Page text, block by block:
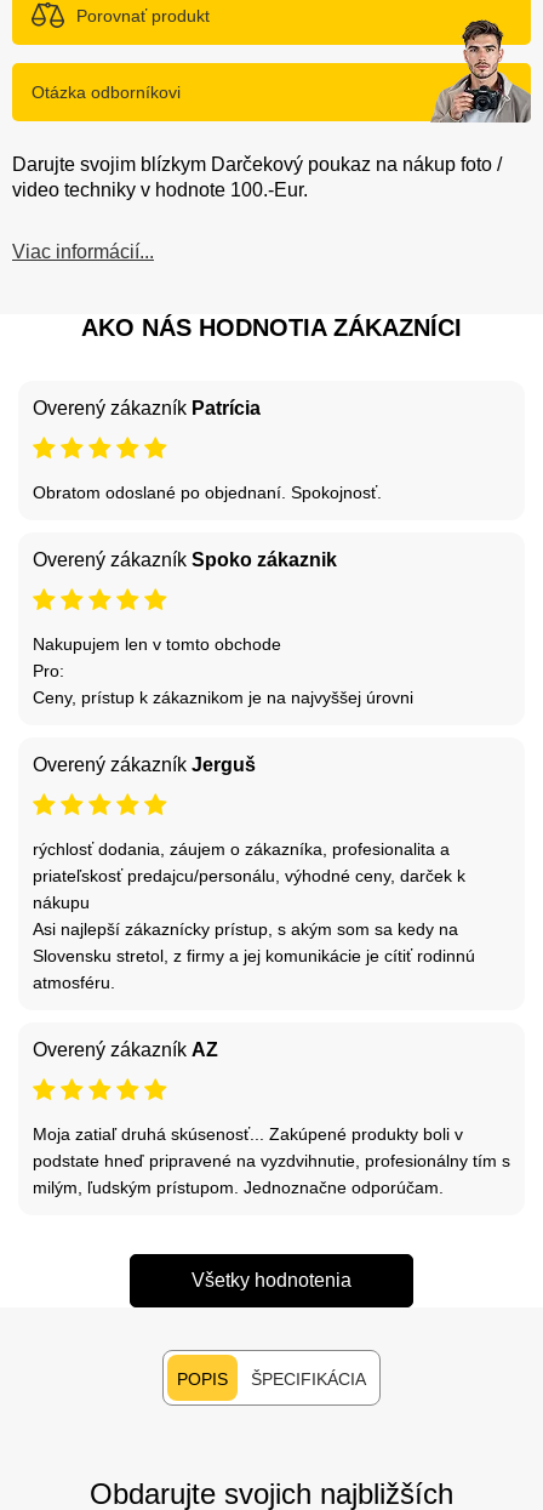
Porovnať produkt
Otázka odborníkovi
Darujte svojim blízkym Darčekový poukaz na nákup foto /
video techniky v hodnote 100.-Eur.
Viac informácií...
AKO NÁS HODNOTIA ZÁKAZNÍCI
Overený zákazník Patrícia
Obratom odoslané po objednaní. Spokojnosť.
Overený zákazník Spoko zákaznik
Nakupujem len v tomto obchode
Pro:
Ceny, prístup k zákaznikom je na najvyššej úrovni
Overený zákazník Jerguš
rýchlosť dodania, záujem o zákazníka, profesionalita a
priateľskosť predajcu/personálu, výhodné ceny, darček k
nákupu
Asi najlepší zákaznícky prístup, s akým som sa kedy na
Slovensku stretol, z firmy a jej komunikácie je cítiť rodinnú
atmosféru.
Overený zákazník AZ
Moja zatiaľ druhá skúsenosť... Zakúpené produkty boli v
podstate hneď pripravené na vyzdvihnutie, profesionálny tím s
milým, ľudským prístupom. Jednoznačne odporúčam.
Všetky hodnotenia
POPIS ŠPECIFIKÁCIA
Obdarujte svojich najbližších